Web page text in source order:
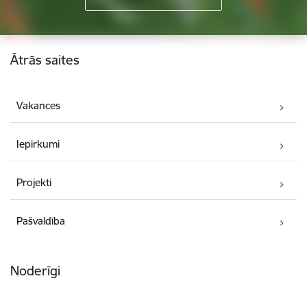
Kājene
Ātrās saites
Vakances
Iepirkumi
Projekti
Pašvaldība
Noderīgi